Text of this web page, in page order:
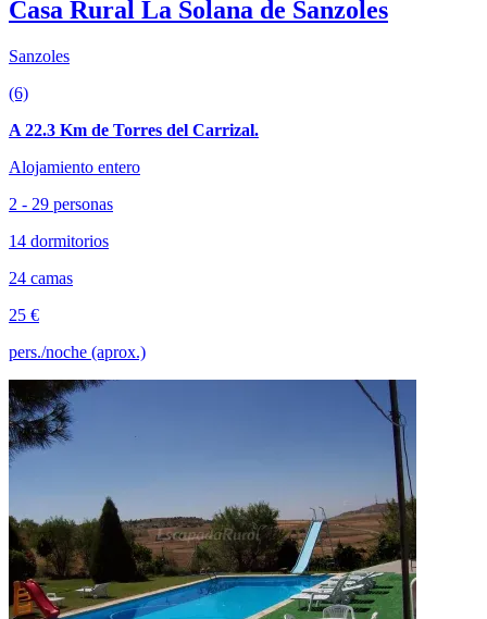
Casa Rural La Solana de Sanzoles
Sanzoles
(6)
A 22.3 Km de Torres del Carrizal.
Alojamiento entero
2 - 29 personas
14 dormitorios
24 camas
25 €
pers./noche (aprox.)